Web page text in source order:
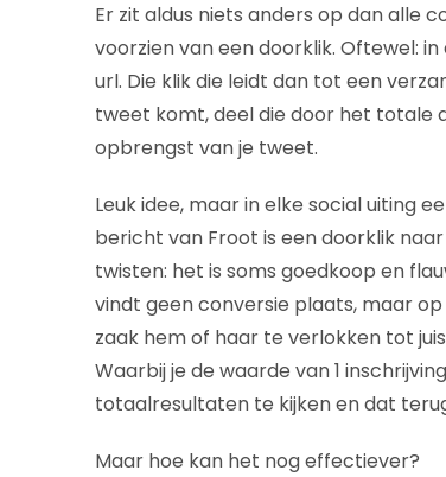
Er zit aldus niets anders op dan alle
voorzien van een doorklik. Oftewel:
url. Die klik die leidt dan tot een
tweet komt, deel die door het totale
opbrengst van je tweet.
Leuk idee, maar in elke social uiting
bericht van Froot is een doorklik
twisten: het is soms goedkoop en
vindt geen conversie plaats, maar
zaak hem of haar te verlokken tot
Waarbij je de waarde van 1
totaalresultaten te kijken en dat
Maar hoe kan het nog effectiever?